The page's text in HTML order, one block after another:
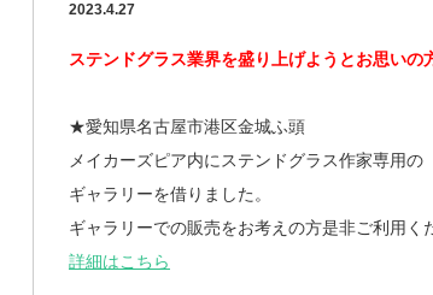
2023.4.27
ステンドグラス業界を盛り上げようとお思いの
★愛知県名古屋市港区金城ふ頭
メイカーズピア内にステンドグラス作家専用の
ギャラリーを借りました。
ギャラリーでの販売をお考えの方是非ご利用く
詳細はこちら